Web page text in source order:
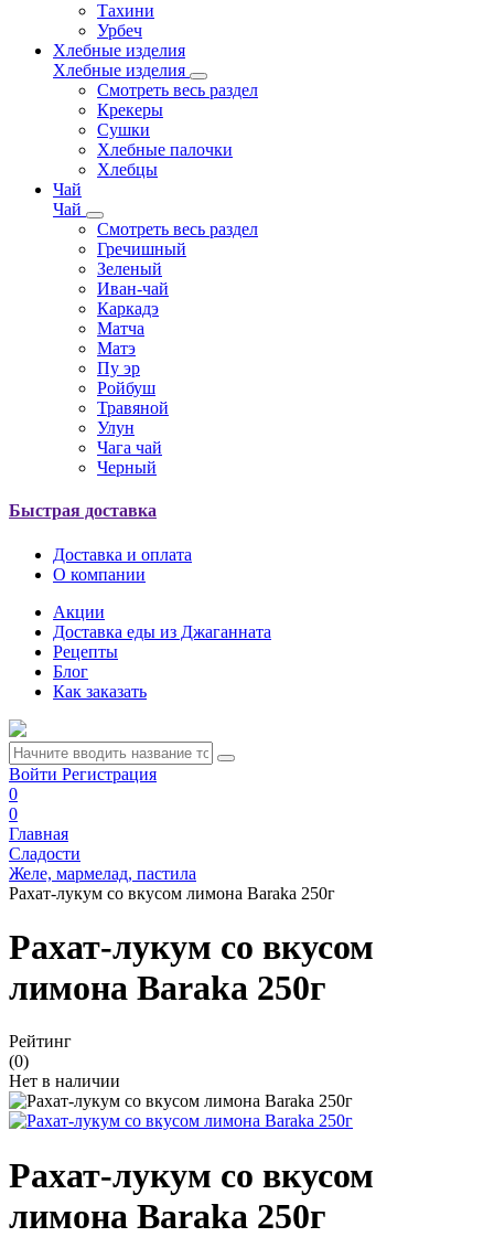
Тахини
Урбеч
Хлебные изделия
Хлебные изделия
Смотреть весь раздел
Крекеры
Сушки
Хлебные палочки
Хлебцы
Чай
Чай
Смотреть весь раздел
Гречишный
Зеленый
Иван-чай
Каркадэ
Матча
Матэ
Пу эр
Ройбуш
Травяной
Улун
Чага чай
Черный
Быстрая доставка
Доставка и оплата
О компании
Акции
Доставка еды из Джаганната
Рецепты
Блог
Как заказать
Войти Регистрация
0
0
Главная
Сладости
Желе, мармелад, пастила
Рахат-лукум со вкусом лимона Baraka 250г
Рахат-лукум со вкусом
лимона Baraka 250г
Рейтинг
(0)
Нет в наличии
Рахат-лукум со вкусом
лимона Baraka 250г